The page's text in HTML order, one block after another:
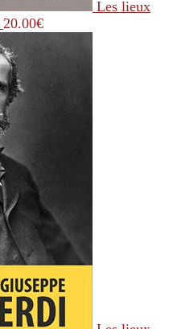
Les lieux
20.00€